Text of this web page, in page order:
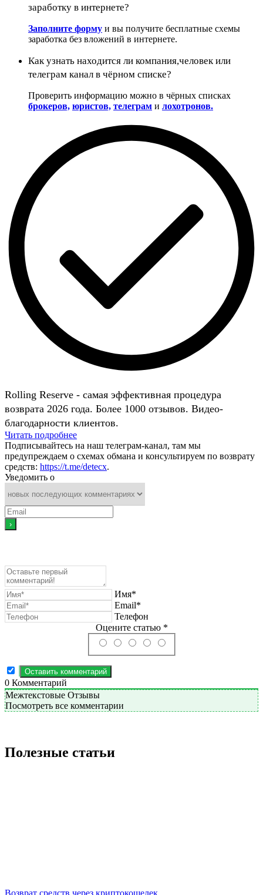
заработку в интернете?
Заполните форму и вы получите бесплатные схемы
заработка без вложений в интернете.
Как узнать находится ли компания,человек или
телеграм канал в чёрном списке?
Проверить информацию можно в чёрных списках
брокеров, юристов, телеграм и лохотронов.
Rolling Reserve - самая эффективная процедура
возврата 2026 года. Более 1000 отзывов. Видео-
благодарности клиентов.
Читать подробнее
Подписывайтесь на наш телеграм-канал, там мы
предупреждаем о схемах обмана и консультируем по возврату
средств: https://t.me/detecx.
Уведомить о
Имя*
Email*
Телефон
Оцените статью *
0 Комментарий
Межтекстовые Отзывы
Посмотреть все комментарии
Полезные статьи
Возврат средств через криптокошелек